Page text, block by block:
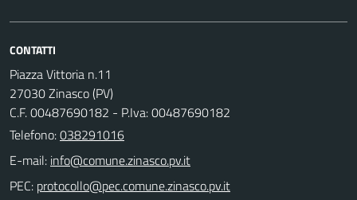
CONTATTI
Piazza Vittoria n.11
27030 Zinasco (PV)
C.F. 00487690182 - P.Iva: 00487690182
Telefono:038291016
E-mail:
PEC: